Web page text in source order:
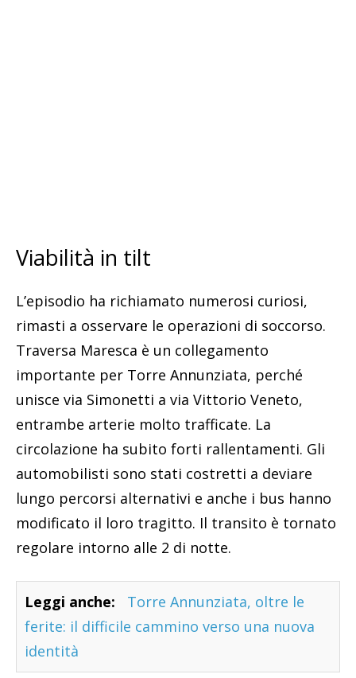
Viabilità in tilt
L’episodio ha richiamato numerosi curiosi,
rimasti a osservare le operazioni di soccorso.
Traversa Maresca è un collegamento
importante per Torre Annunziata, perché
unisce via Simonetti a via Vittorio Veneto,
entrambe arterie molto trafficate. La
circolazione ha subito forti rallentamenti. Gli
automobilisti sono stati costretti a deviare
lungo percorsi alternativi e anche i bus hanno
modificato il loro tragitto. Il transito è tornato
regolare intorno alle 2 di notte.
Leggi anche:
Torre Annunziata, oltre le
ferite: il difficile cammino verso una nuova
identità